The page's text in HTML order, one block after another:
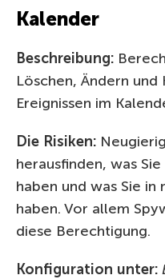
Kalender
Beschreibung:
Löschen, Ändern
Ereignissen im
Die Risiken:
herausfinden, was
haben und was Sie
haben. Vor allem
diese Berechtigung.
Konfiguration unter: